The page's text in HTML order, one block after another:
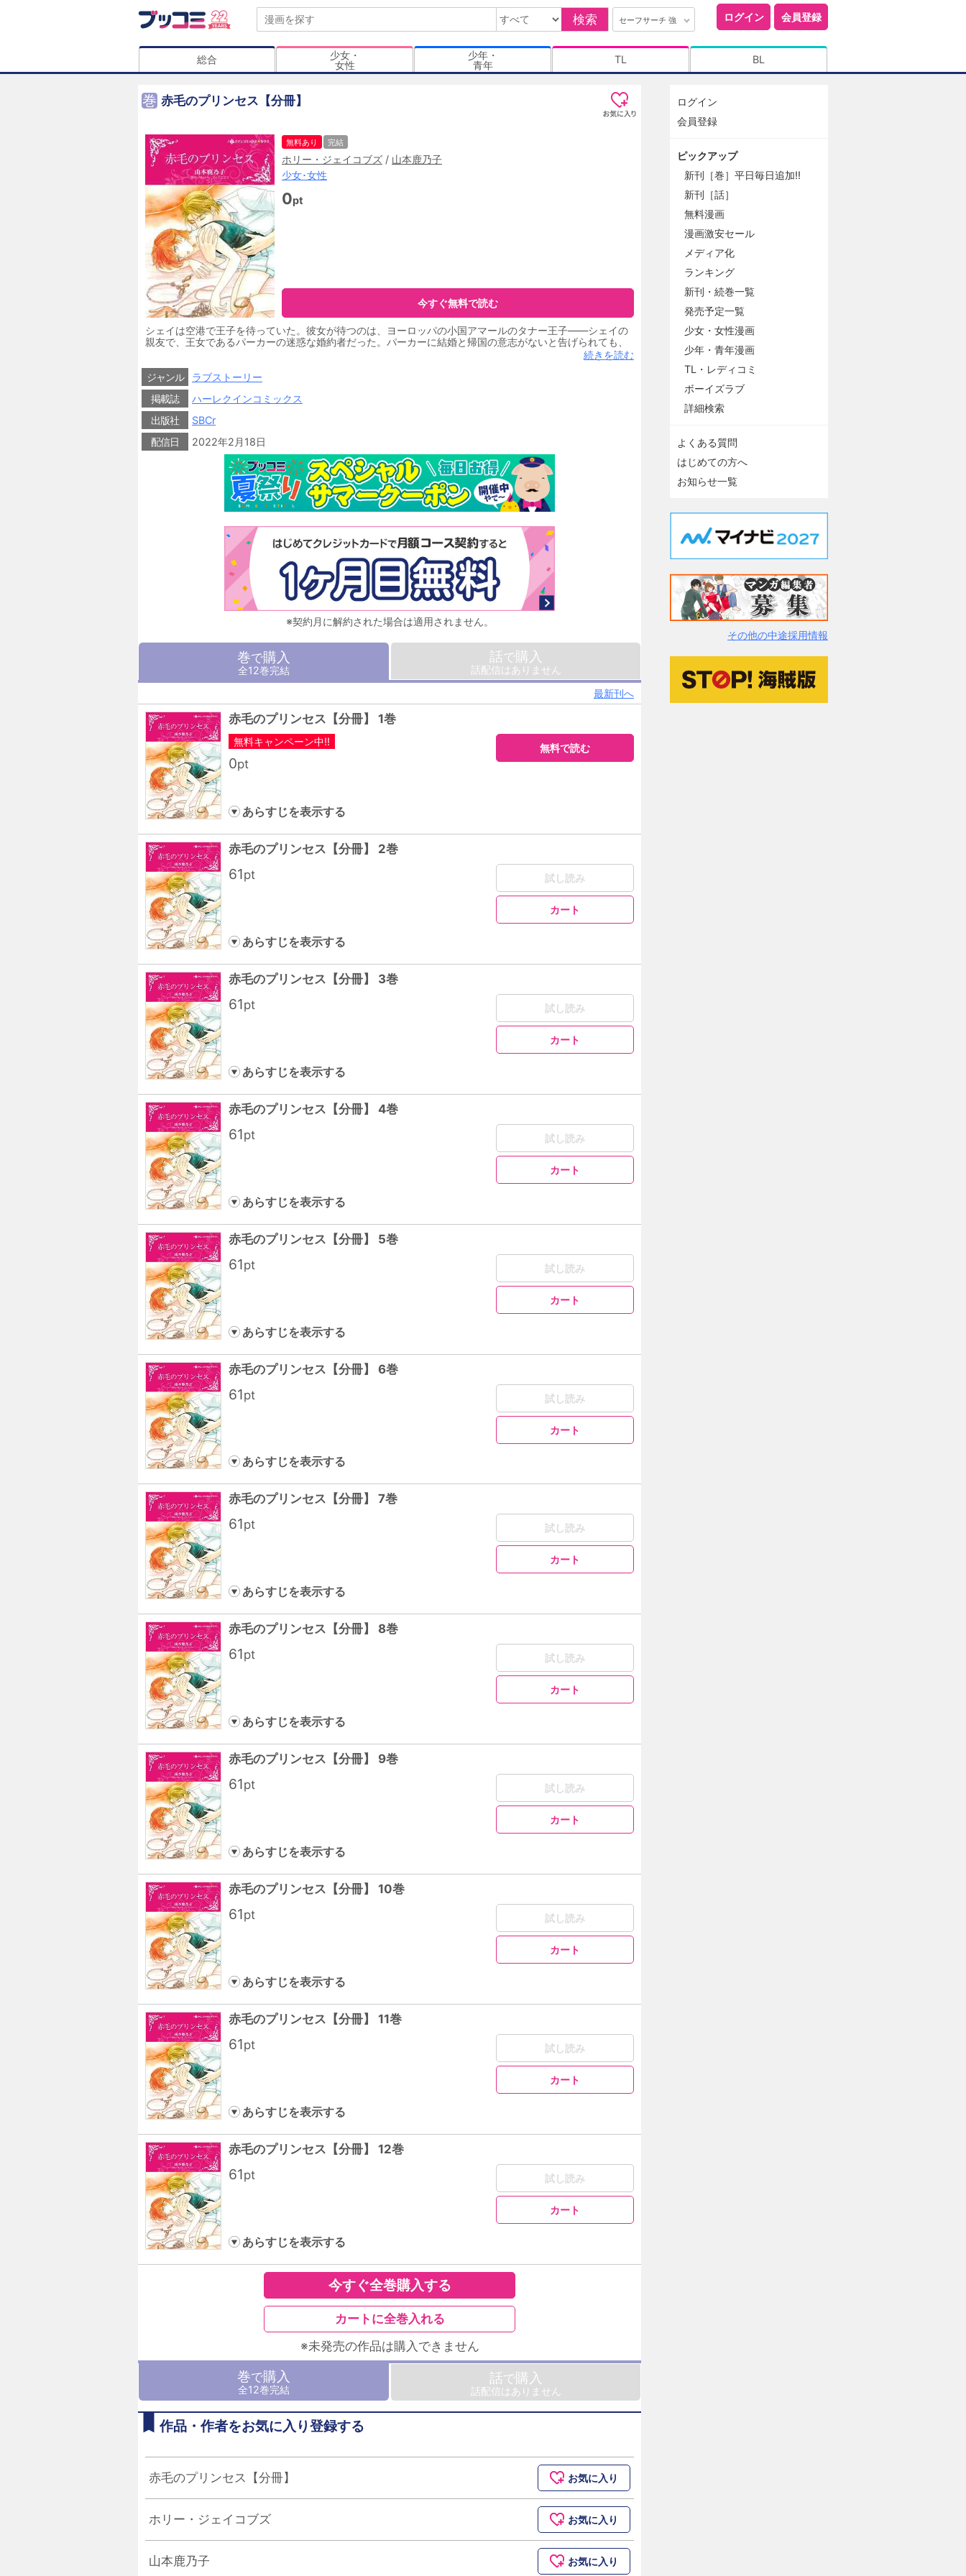
検索 セーフサーチ 強 ログイン 会員登録
総合
少女・
女性
少年・
青年
TL BL
巻 赤毛のプリンセス【分冊】
無料あり 完結
ホリー・ジェイコブズ / 山本鹿乃子
少女･女性
0pt
今すぐ無料で読む
シェイは空港で王子を待っていた。彼女が待つのは、ヨーロッパの小国アマールのタナー王子――シェイの
親友で、王女であるパーカーの迷惑な婚約者だった。パーカーに結婚と帰国の意志がないと告げられても、
国への義務だとタナーは諦めようとしない。それどころか、シェイに張りついていれば、とりつく島もない
パーカーに会えるはずだと、彼女の部屋にまでついてきたタナーを泊まらせるはめに…！ 四六時中、彼と一
緒にいるうちに予期せぬ想いが芽生えはじめ…!?
続きを読む
ジャンル
ラブストーリー
掲載誌
ハーレクインコミックス
出版社
SBCr
配信日
2022年2月18日
※契約月に解約された場合は適用されません。
巻で購入
全12巻完結
話で購入
話配信はありません
最新刊へ
赤毛のプリンセス【分冊】 1巻
無料キャンペーン中!!
0pt
無料で読む
あらすじを表示する
赤毛のプリンセス【分冊】 2巻
61pt 試し読み
カート
あらすじを表示する
赤毛のプリンセス【分冊】 3巻
61pt 試し読み
カート
あらすじを表示する
赤毛のプリンセス【分冊】 4巻
61pt 試し読み
カート
あらすじを表示する
赤毛のプリンセス【分冊】 5巻
61pt 試し読み
カート
あらすじを表示する
赤毛のプリンセス【分冊】 6巻
61pt 試し読み
カート
あらすじを表示する
赤毛のプリンセス【分冊】 7巻
61pt 試し読み
カート
あらすじを表示する
赤毛のプリンセス【分冊】 8巻
61pt 試し読み
カート
あらすじを表示する
赤毛のプリンセス【分冊】 9巻
61pt 試し読み
カート
あらすじを表示する
赤毛のプリンセス【分冊】 10巻
61pt 試し読み
カート
あらすじを表示する
赤毛のプリンセス【分冊】 11巻
61pt 試し読み
カート
あらすじを表示する
赤毛のプリンセス【分冊】 12巻
61pt 試し読み
カート
あらすじを表示する
今すぐ全巻購入する
カートに全巻入れる
※未発売の作品は購入できません
巻で購入
全12巻完結
話で購入
話配信はありません
作品・作者をお気に入り登録する
赤毛のプリンセス【分冊】 お気に入り
ホリー・ジェイコブズ お気に入り
山本鹿乃子 お気に入り
ログイン
会員登録
ピックアップ
新刊［巻］平日毎日追加!!
新刊［話］
無料漫画
漫画激安セール
メディア化
ランキング
新刊・続巻一覧
発売予定一覧
少女・女性漫画
少年・青年漫画
TL・レディコミ
ボーイズラブ
詳細検索
よくある質問
はじめての方へ
お知らせ一覧
その他の中途採用情報